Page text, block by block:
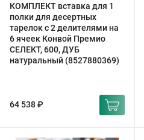
КОМПЛЕКТ вставка для 1
полки для десертных
тарелок с 2 делителями на
6 ячеек Конвой Премио
СЕЛЕКТ, 600, ДУБ
натуральный (8527880369)
64 538 ₽